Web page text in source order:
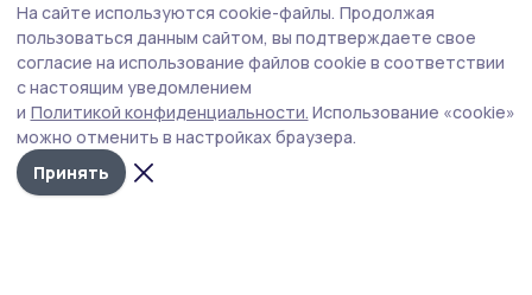
Мичуринцев проконсультируют по
вопросам качества и безопасности
детских товаров
Центр гигиены и эпидемиологии в Тамбовской области
консультирует граждан по вопросам качества и
безопасности детских товаров и школьных
принадлежностей.
На сайте используются cookie-файлы. Продолжая
пользоваться данным сайтом, вы подтверждаете свое
согласие на использование файлов cookie в соответствии
с настоящим уведомлением
и Политикой конфиденциальности. Использование «cookie»
можно отменить в настройках браузера.
Принять